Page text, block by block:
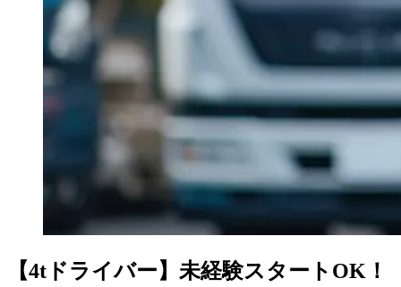
【4tドライバー】未経験スタートOK！